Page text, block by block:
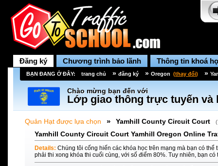
Đăng ký Chương trình bảo lãnh Thông tin khoá
BẠN ĐANG Ở ĐÂY: trang chủ » đăng ký » Oregon (thay đổi) »
Chào mừng bạn đến với
Lớp giao thông trực tuyến và
Quản Hạt được lựa chọn » Yamhill County Circuit Court (
Yamhill County Circuit Court Yamhill Oregon Online
Details: Chúng tôi cống hiến các khóa học trên mạng mà bạn có
phải thi xong khóa thi cuối cùng, với số điểm 80%. Tuy nhiên, bạn